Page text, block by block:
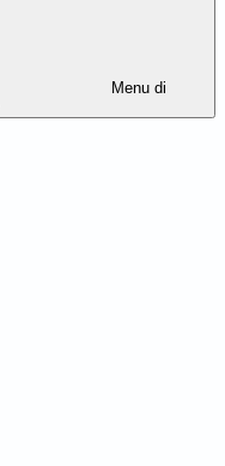
Menu di